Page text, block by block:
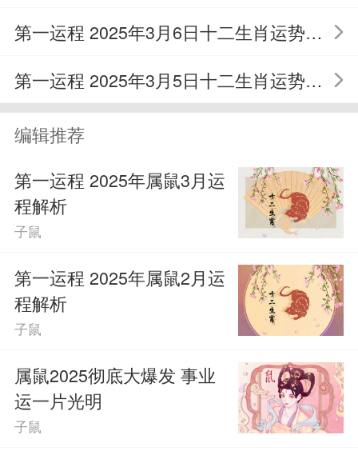
2025年2月，属鼠人的财运颇为理想，
资，着眼长远利益。通过合作与社交活
动，亦有机会获得财富增长，需灵活捕捉
商机。同时，需谨慎理财，避免过度消
费，维持良好的财务状态。
属鼠人在2025年2月的健康运势总体良
好，但需注重劳逸结合，培养健康的生活
习惯。适量运动有助于调节身心，避免因
工作压力影响健康。饮食上需均衡营养，
第一运程 2025年3月6日十二生肖运势解析
第一运程 2025年3月5日十二生肖运势解析
编辑推荐
第一运程 2025年属鼠3月运
程解析
子鼠
第一运程 2025年属鼠2月运
程解析
子鼠
属鼠2025彻底大爆发 事业
运一片光明
子鼠